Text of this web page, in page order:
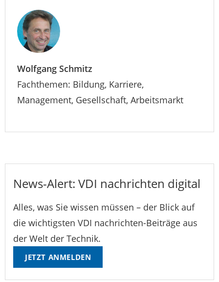
Wolfgang Schmitz
Fachthemen: Bildung, Karriere,
Management, Gesellschaft, Arbeitsmarkt
News-Alert: VDI nachrichten digital
Alles, was Sie wissen müssen – der Blick auf
die wichtigsten VDI nachrichten-Beiträge aus
der Welt der Technik.
JETZT ANMELDEN